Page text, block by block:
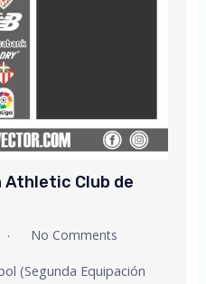
Athletic Club de
No Comments
(Segunda Equipación